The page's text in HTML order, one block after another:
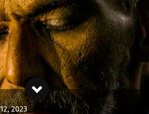
2023